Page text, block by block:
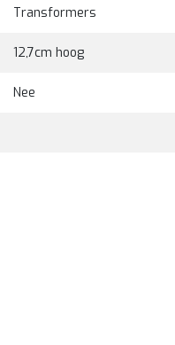
Transformers
12,7cm hoog
Nee
Bekijken